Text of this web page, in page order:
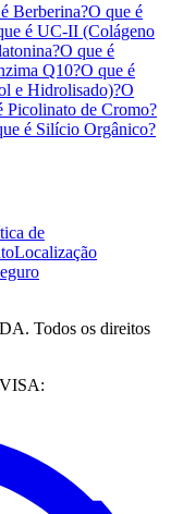
Berberina?O que é
é UC-II (Colágeno
O que é
Q10?O que é
e Hidrolisado)?O
Picolinato de Cromo?
é Silício Orgânico?
de
Localização
Todos os direitos